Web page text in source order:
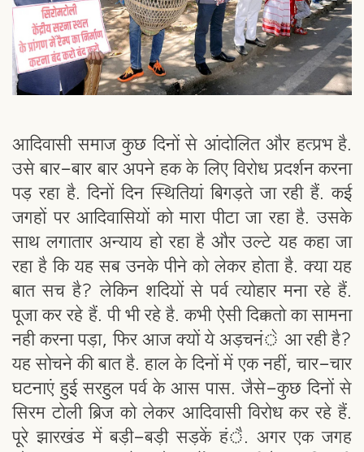
आदिवासी समाज कुछ दिनों से आंदोलित और हत्प्रभ है.
उसे बार-बार बार अपने हक के लिए विरोध प्रदर्शन करना
पड़ रहा है. दिनों दिन स्थितियां बिगड़ते जा रही हैं. कई
जगहों पर आदिवासियों को मारा पीटा जा रहा है. उसके
साथ लगातार अन्याय हो रहा है और उल्टे यह कहा जा
रहा है कि यह सब उनके पीने को लेकर होता है. क्या यह
बात सच है? लेकिन शदियों से पर्व त्योहार मना रहे हैं.
पूजा कर रहे हैं. पी भी रहे है. कभी ऐसी दिक्कतो का सामना
नही करना पड़ा, फिर आज क्यों ये अड़चनंे आ रही है?
यह सोचने की बात है. हाल के दिनों में एक नहीं, चार-चार
घटनाएं हुई सरहुल पर्व के आस पास. जैसे-कुछ दिनों से
सिरम टोली ब्रिज को लेकर आदिवासी विरोध कर रहे हैं.
पूरे झारखंड में बड़ी-बड़ी सड़कें हंै. अगर एक जगह